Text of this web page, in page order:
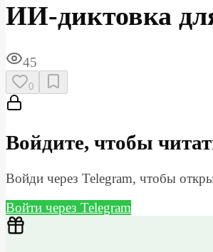
ИИ-диктовка
45
0
Войдите, чтобы
Войди через Telegram, чтобы
Войти через Telegram